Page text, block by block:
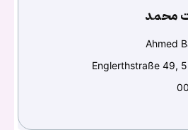
محمد
Ahmed
Englerthstraße 49,